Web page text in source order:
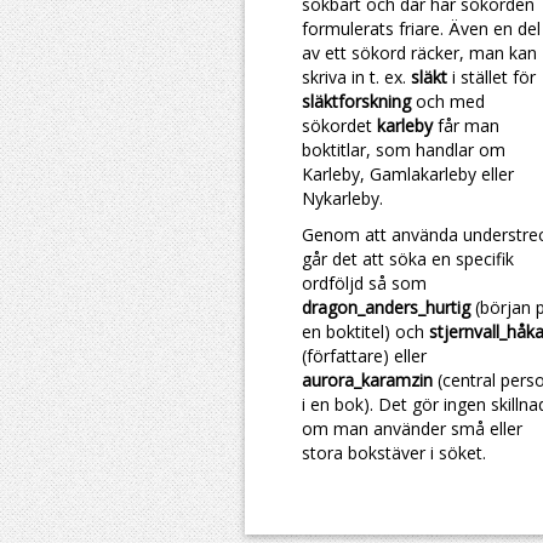
formulerats friare. Även en del
av ett sökord räcker, man kan
skriva in t. ex. släkt i stället för
släktforskningoch med
sökordet karlebyfår man
boktitlar, som handlar om
Karleby, Gamlakarleby eller
Nykarleby.
Genom att använda
går det att söka en specifik
ordföljd så som
dragon_anders_hurtig(början
en boktitel) och
(författare) eller
aurora_karamzin (central
i en bok). Det gör ingen
om man använder små eller
stora bokstäver i söket.